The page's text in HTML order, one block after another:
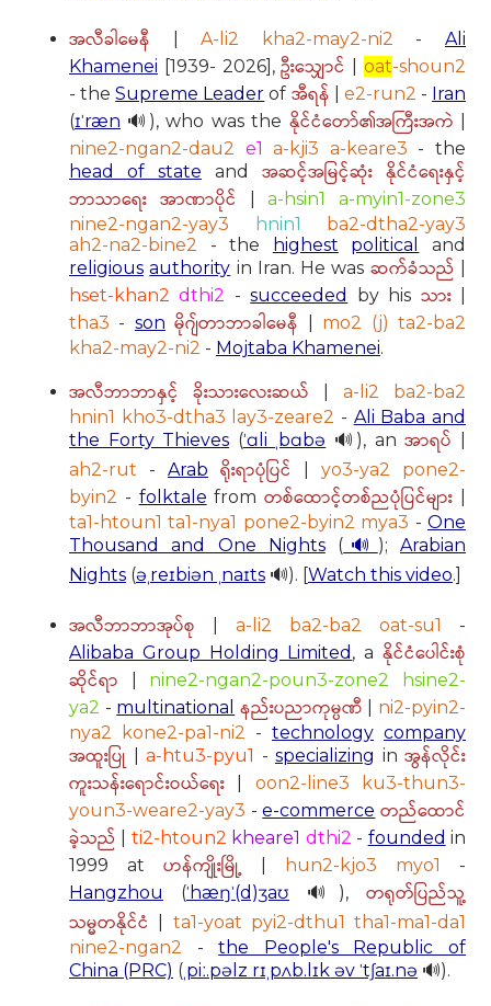
အလီခါမေနီ |A-li2 kha2-may2-ni2 -Ali
Khamenei [1939- 2026],ဦးသျှောင် oat-shoun2
- theSupreme Leader of အီရန် e2-run2 - Iran
(ɪˈræn 🔊), who was the နိုင်ငံတော်၏အကြီးအကဲ
nine2-ngan2-dau2
e1 a-kji3 a-keare3 - the
head of state and အဆင့်အမြင့်ဆုံး နိုင်ငံရေးနှင့်
ဘာသာရေး အာဏာပိုင် |a-hsin1 a-myin1-zone3
nine2-ngan2-yay3
hnin1
ba2-dtha2-yay3
ah2-na2-bine2
- the highest political
and
religious authority in Iran. He was ဆက်ခံသည်
hset-khan2 dthi2 -succeeded by his သား|
tha3 - son မိုဂျ်တာဘာခါမေနီ
mo2 (j) ta2-ba2
kha2-may2-ni2 - Mojtaba Khamenei.
အလီဘာဘာနှင့် ခိုးသားလေးဆယ်
a-li2 ba2-ba2
hnin1 kho3-dtha3 lay3-zeare2 - Ali Baba and
the Forty Thieves (ˈɑli ˌbɑbə 🔊), anအာရပ်
ah2-rut - Arab ရိုးရာပုံပြင်
yo3-ya2 pone2-
byin2 - folktale fromတစ်ထောင့်တစ်ညပုံပြင်များ
ta1-htoun1 ta1-nya1 pone2-byin2 mya3 -One
Thousand and One Nights( 🔊 );Arabian
Nights (əˌreɪbiən ˌnaɪts 🔊). [Watch this video.]
အလီဘာဘာအုပ်စု a-li2 ba2-ba2 oat-su1
-
Alibaba Group Holding Limited , aနိုင်ငံပေါင်းစုံ
ဆိုင်ရာ
nine2-ngan2-poun3-zone2 hsine2-
ya2 - multinational နည်းပညာကုမ္ပဏီ
ni2-pyin2-
nya2 kone2-pa1-ni2
- technology company
အထူးပြု a-htu3-pyu1 - specializing in အွန်လိုင်း
ကူးသန်းရောင်းဝယ်ရေး
oon2-line3 ku3-thun3-
youn3-weare2-yay3 -e-commerce တည်ထောင်
ခဲ့သည်
ti2-htoun2 kheare1 dthi2 - founded in
1999 at ဟန်ကျိုးမြို့ hun2-kjo3 myo1
-
Hangzhou
(ˈhæŋˈ(d)ʒaʊ 🔊), တရုတ်ပြည်သူ့
သမ္မတနိုင်ငံ
ta1-yoat pyi2-dthu1 tha1-ma1-da1
nine2-ngan2
-the People's Republic of
China (PRC) ( ˌpiː.pəlz rɪˌpʌb.lɪk əv ˈtʃaɪ.nə 🔊).